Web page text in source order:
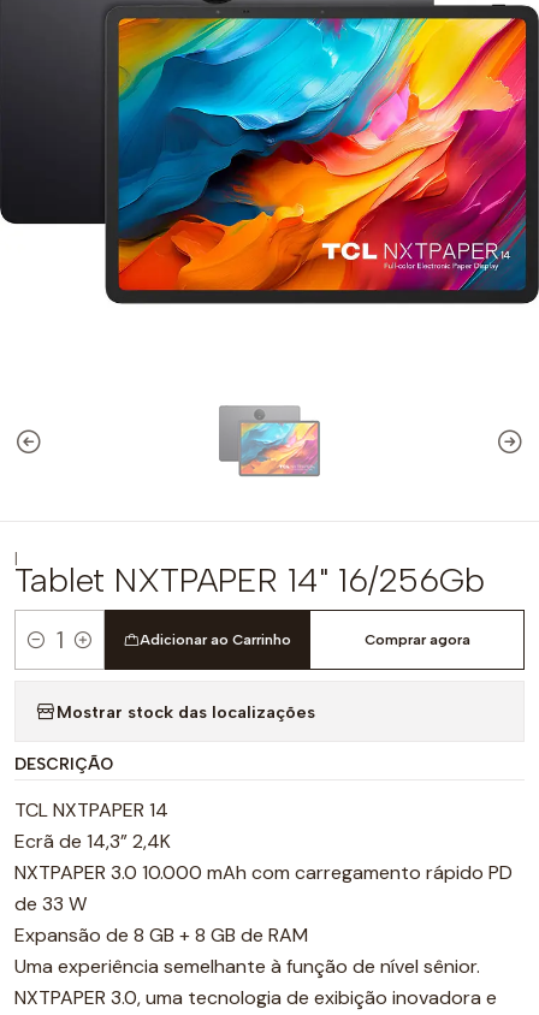
|
Tablet NXTPAPER 14" 16/256Gb
Quantidade
Adicionar ao Carrinho Comprar agora
Mostrar stock das localizações
DESCRIÇÃO
TCL NXTPAPER 14
Ecrã de 14,3” 2,4K
NXTPAPER 3.0 10.000 mAh com carregamento rápido PD
de 33 W
Expansão de 8 GB + 8 GB de RAM
Uma experiência semelhante à função de nível sênior.
NXTPAPER 3.0, uma tecnologia de exibição inovadora e